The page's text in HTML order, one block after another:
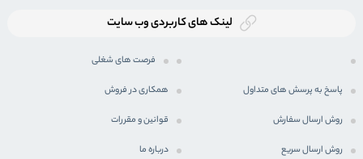
لینک های کاربردی وب سایت
فرصت های شغلی
پاسخ به پرسش های متداول همکاری در فروش
روش ارسال سفارش قوانین و مقررات
روش ارسال سریع درباره ما